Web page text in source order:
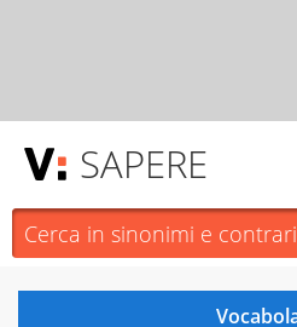
SAPERE